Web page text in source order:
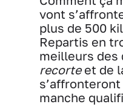
vont
plus de 500
Repartis en
meilleurs des
recorteet de
s’affronteront
manche